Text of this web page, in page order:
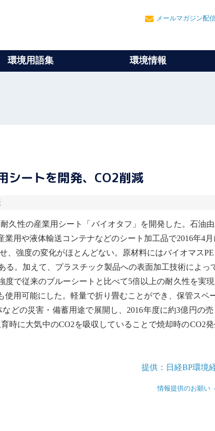
メールマガジン配
環境用語集 環境情報
シートを開発、CO2削減
久性の産業用シート「バイオタフ」を開発した。石油
用や液体輸送コンテナなどのシート加工品で2016年4月
、強度の変化がほとんどない。原材料にはバイオマス
。加えて、プラスチック製品への表面加工技術によっ
で従来のブルーシートと比べて5倍以上の耐久性を実
用可能にした。軽量で折り畳むことができ、保管スペ
の災害・備蓄用途で展開し、2016年度に約3億円の売
時に大気中のCO2を吸収していることで焼却時のCO2
提供：日経BP環境
情報提供のお願い